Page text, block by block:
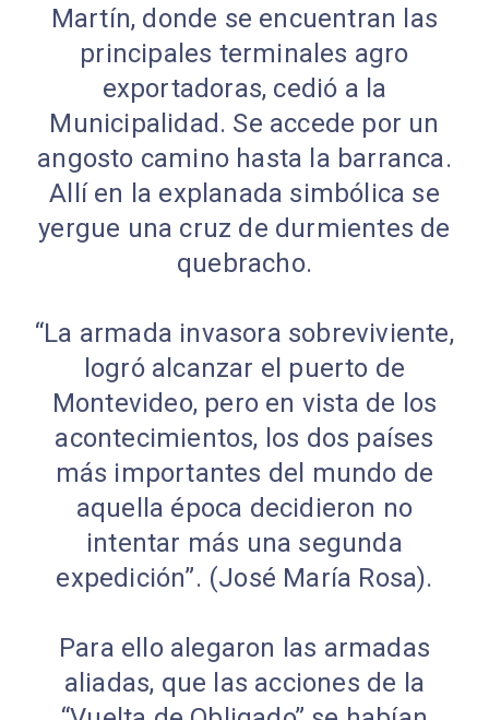
Martín, donde se encuentran las
principales terminales agro
exportadoras, cedió a la
Municipalidad. Se accede por un
angosto camino hasta la barranca.
Allí en la explanada simbólica se
yergue una cruz de durmientes de
quebracho.
“La armada invasora sobreviviente,
logró alcanzar el puerto de
Montevideo, pero en vista de los
acontecimientos, los dos países
más importantes del mundo de
aquella época decidieron no
intentar más una segunda
expedición”. (José María Rosa).
Para ello alegaron las armadas
aliadas, que las acciones de la